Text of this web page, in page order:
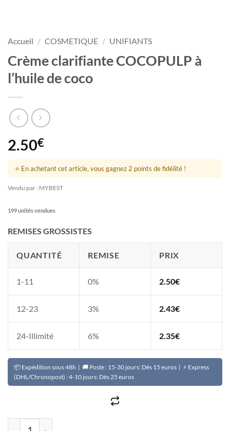
Accueil / COSMETIQUE / UNIFIANTS
Crème clarifiante COCOPULP à
l’huile de coco
2.50€
⭐ En achetant cet article, vous gagnez 2 points de fidélité !
Vendu par : MYBEST
199 unités vendues
REMISES GROSSISTES
QUANTITÉ REMISE PRIX
1-11 0% 2.50€
12-23 3% 2.43€
24-Illimité 6% 2.35€
📦 Expédition sous 48h | 🚚 Poste : 15-30 jours: Dès 15 euros | ⚡ Express
(DHL/Chronopost) : 4-10 jours: Dès 25 euros
quantité de Crème clarifiante COCOPULP à l'huile de